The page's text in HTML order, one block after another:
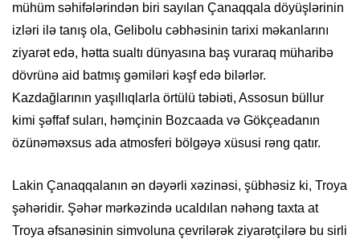
mühüm səhifələrindən biri sayılan Çanaqqala döyüşlərinin
izləri ilə tanış ola, Gelibolu cəbhəsinin tarixi məkanlarını
ziyarət edə, hətta sualtı dünyasına baş vuraraq müharibə
dövrünə aid batmış gəmiləri kəşf edə bilərlər.
Kazdağlarının yaşıllıqlarla örtülü təbiəti, Assosun büllur
kimi şəffaf suları, həmçinin Bozcaada və Gökçeadanın
özünəməxsus ada atmosferi bölgəyə xüsusi rəng qatır.
Lakin Çanaqqalanın ən dəyərli xəzinəsi, şübhəsiz ki, Troya
şəhəridir. Şəhər mərkəzində ucaldılan nəhəng taxta at
Troya əfsanəsinin simvoluna çevrilərək ziyarətçilərə bu sirli